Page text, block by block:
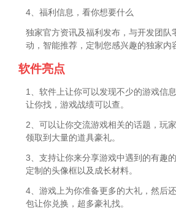
4、福利信息，看你想要什么
独家官方资讯及福利发布，与开发团队
动，智能推荐，定制您感兴趣的独家内
软件亮点
1、软件上让你可以发现不少的游戏信
让你找，游戏战绩可以查。
2、可以让你交流游戏相关的话题，玩
领取到大量的道具豪礼。
3、支持让你来分享游戏中遇到的有趣
定制的头像框以及成长材料。
4、游戏上为你准备更多的大礼，然后
包让你兑换，超多豪礼找。